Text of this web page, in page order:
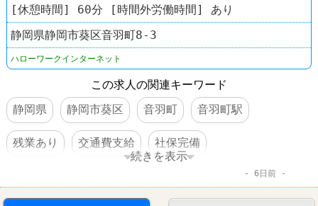
[休憩時間] 60分 [時間外労働時間] あり
静岡県静岡市葵区音羽町8-3
ハローワークインターネット
この求人の関連キーワード
静岡県
静岡市葵区 音羽町 音羽町駅
残業あり 交通費支給 社保完備
続きを表示
6日前